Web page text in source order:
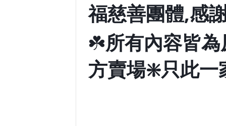
福慈善團體,感
☘️所有內容皆
方賣場❇️只此